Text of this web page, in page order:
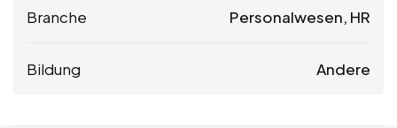
Branche Personalwesen, HR
Bildung Andere